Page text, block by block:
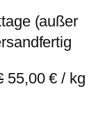
€5,50 €.
(außer
55,00€ / kg